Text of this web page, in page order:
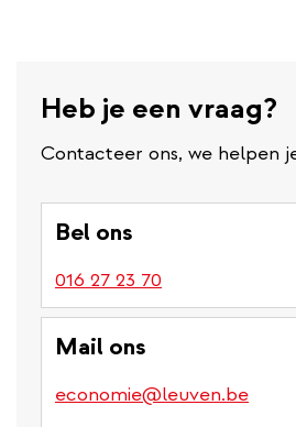
Heb je een vraag?
Contacteer ons, we helpen
Bel ons
016 27 23 70
Mail ons
economie@leuven.be